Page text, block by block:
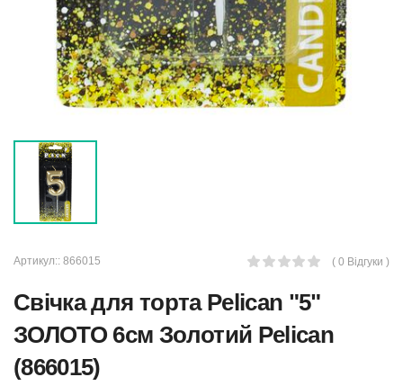
Артикул:: 866015 ( 0 Відгуки )
Свічка для торта Pelican "5"
ЗОЛОТО 6см Золотий Pelican
(866015)